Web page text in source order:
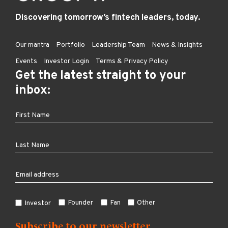
Discovering tomorrow’s fintech leaders, today.
Our mantra Portfolio Leadership Team
News & Insights
Events
Investor Login Terms & Privacy Policy
Get the latest straight to your
inbox:
Investor Founder Fan Other